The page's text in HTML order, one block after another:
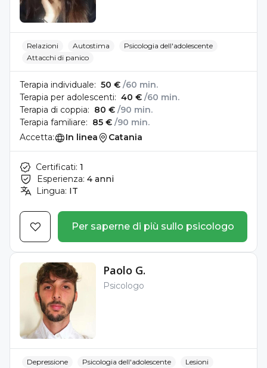
Relazioni Autostima
Psicologia dell'adolescente
Attacchi di panico
Terapia individuale: 50 € /60 min.
Terapia per adolescenti: 40 € /60 min.
Terapia di coppia: 80 € /90 min.
Terapia familiare: 85 € /90 min.
Accetta:
In linea Catania
Certificati: 1
Esperienza: 4 anni
Lingua: IT
Per saperne di più sullo psicologo
Paolo G.
Psicologo
Depressione Psicologia dell'adolescente
Lesioni